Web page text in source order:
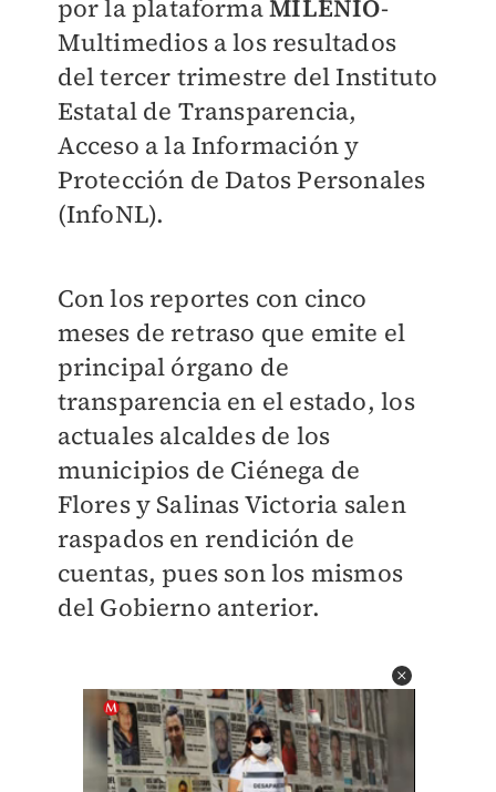
por la plataformaMILENIO-
Multimedios a los resultados
del tercer trimestre del Instituto
Estatal de Transparencia,
Acceso a la Información y
Protección de Datos Personales
(InfoNL).
Con los reportes con cinco
meses de retraso que emite el
principal órgano de
transparencia en el estado, los
actuales alcaldes de los
municipios de Ciénega de
Flores y Salinas Victoria salen
raspados en rendición de
cuentas, pues son los mismos
del Gobierno anterior.